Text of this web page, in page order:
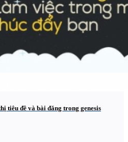
tiêu đề và bài đăng trong genesis